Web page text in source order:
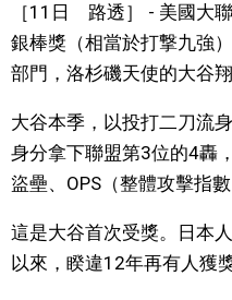
文化
生活
運動
［11日 路透］ - 美國大
銀棒獎（相當於打撃九強
部門，洛杉磯天使的大谷翔
大谷本季，以投打二刀流
身分拿下聯盟第3位的4轟
盜壘、OPS（整體攻擊指
這是大谷首次受獎。日本
以來，睽違12年再有人獲獎